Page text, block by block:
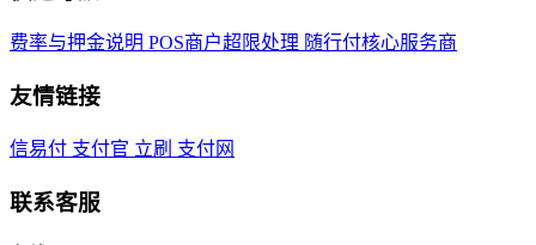
费率与押金说明 POS商户超限处理 随行付核心服务商
友情链接
信易付 支付官 立刷 支付网
联系客服